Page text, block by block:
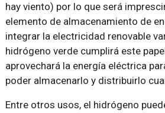
hay viento) por lo que será
elemento de almacenamiento de
integrar la electricidad renovable
hidrógeno verde cumplirá este
aprovechará la energía eléctrica
poder almacenarlo y distribuirlo
Entre otros usos, el hidrógeno